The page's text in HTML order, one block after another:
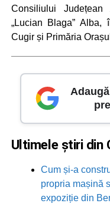
Consiliului
„Lucian Blaga” Alba,
Cugir și Primăria
Ultimele știri din
Cum și-a
propria mașină
expoziție din